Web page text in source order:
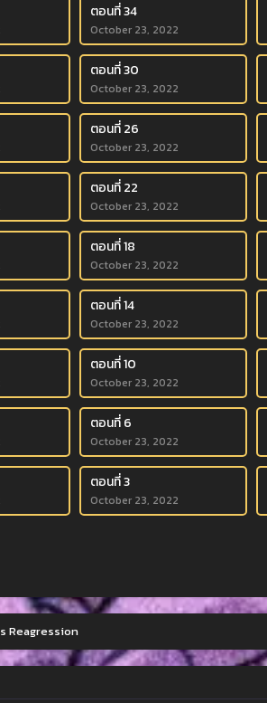
ตอนที่ 34
October 23, 2022
ตอนที่ 30
October 23, 2022
ตอนที่ 26
October 23, 2022
ตอนที่ 22
October 23, 2022
ตอนที่ 18
October 23, 2022
ตอนที่ 14
October 23, 2022
ตอนที่ 10
October 23, 2022
ตอนที่ 6
October 23, 2022
ตอนที่ 3
October 23, 2022
Reagression